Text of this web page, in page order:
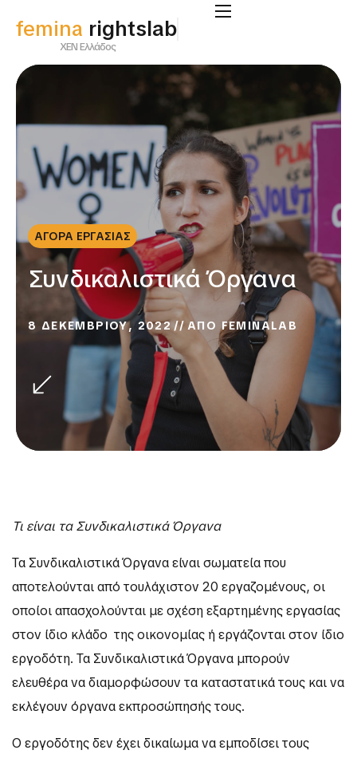
femina rightslab
ΧΕΝ Ελλάδος
ΑΓΟΡΑ ΕΡΓΑΣΙΑΣ
Συνδικαλιστικά Όργανα
8 ΔΕΚΕΜΒΡΙΟΥ, 2022 ΑΠΟFEMINALAB
Τι είναι τα Συνδικαλιστικά Όργανα
Τα Συνδικαλιστικά Όργανα είναι σωματεία που
αποτελούνται από τουλάχιστον 20 εργαζομένους, οι
οποίοι απασχολούνται με σχέση εξαρτημένης εργασίας
στον ίδιο κλάδο της οικονομίας ή εργάζονται στον ίδιο
εργοδότη. Τα Συνδικαλιστικά Όργανα μπορούν
ελευθέρα να διαμορφώσουν τα καταστατικά τους και να
εκλέγουν όργανα εκπροσώπησής τους.
O εργοδότης δεν έχει δικαίωμα να εμποδίσει τους